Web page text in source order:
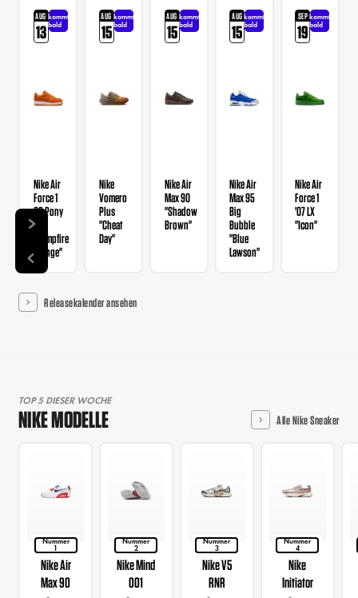
AUG
13
kommt
bald
Nike Air
Force 1
QS Pony
Hair
"Campfire
Orange"
AUG
15
kommt
bald
Nike
Vomero
Plus
"Cheat
Day"
AUG
15
kommt
bald
Nike Air
Max 90
"Shadow
Brown"
AUG
15
kommt
bald
Nike Air
Max 95
Big
Bubble
"Blue
Lawson"
SEP
19
kommt
bald
Nike Air
Force 1
'07 LX
"Icon"
Releasekalender ansehen
TOP 5 DIESER WOCHE
NIKE MODELLE Alle Nike Sneaker
Nummer
1
Nike Air
Max 90
Nummer
2
Nike Mind
001
Nummer
3
Nike V5
RNR
Nummer
4
Nike
Initiator